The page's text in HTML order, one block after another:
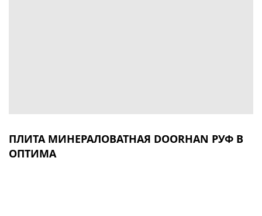
ПЛИТА МИНЕРАЛОВАТНАЯ DOORHAN РУФ В
ОПТИМА